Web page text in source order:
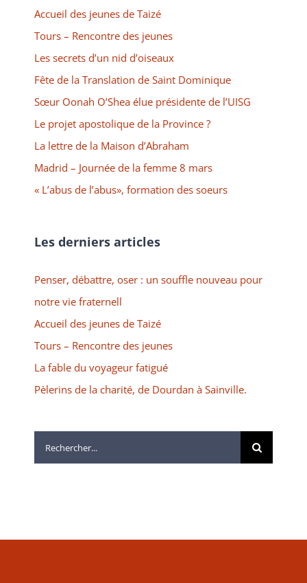
Accueil des jeunes de Taizé
Tours – Rencontre des jeunes
Les secrets d’un nid d’oiseaux
Fête de la Translation de Saint Dominique
Sœur Oonah O’Shea élue présidente de l’UISG
Le projet apostolique de la Province ?
La lettre de la Maison d’Abraham
Madrid – Journée de la femme 8 mars
« L’abus de l’abus», formation des soeurs
Les derniers articles
Penser, débattre, oser : un souffle nouveau pour
notre vie fraternell
Accueil des jeunes de Taizé
Tours – Rencontre des jeunes
La fable du voyageur fatigué
Pèlerins de la charité, de Dourdan à Sainville.
Rechercher: